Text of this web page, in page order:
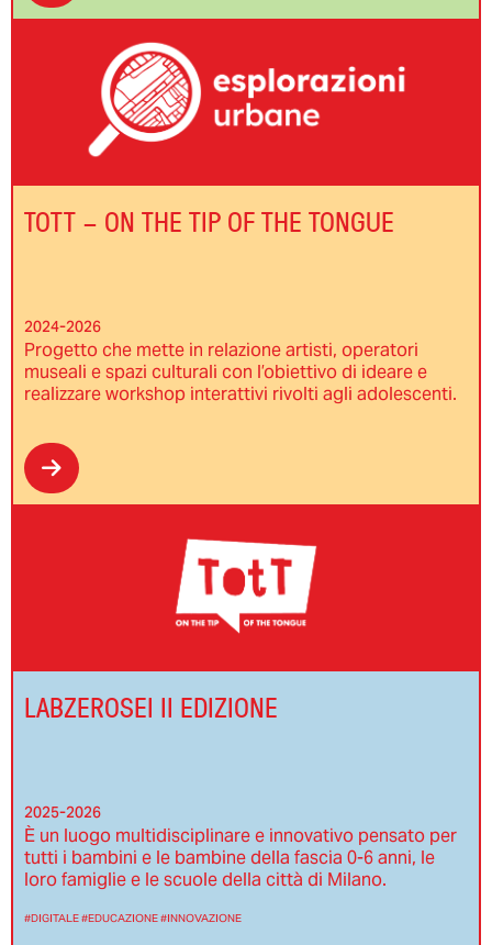
TOTT – ON THE TIP OF THE TONGUE
2024-2026
Progetto che mette in relazione artisti, operatori
museali e spazi culturali con l’obiettivo di ideare e
realizzare workshop interattivi rivolti agli adolescenti.
LABZEROSEI II EDIZIONE
2025-2026
È un luogo multidisciplinare e innovativo pensato per
tutti i bambini e le bambine della fascia 0-6 anni, le
loro famiglie e le scuole della città di Milano.
#DIGITALE#EDUCAZIONE#INNOVAZIONE